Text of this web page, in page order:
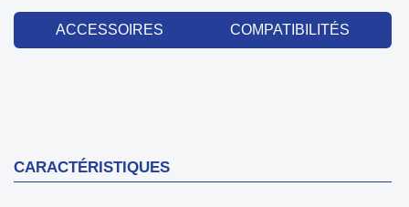
ACCESSOIRES COMPATIBILITÉS
CARACTÉRISTIQUES